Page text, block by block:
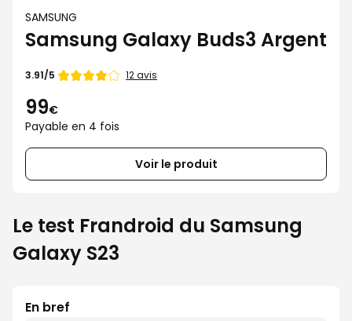
SAMSUNG
Samsung Galaxy Buds3 Argent
Note
3.91/5 12 avis
99€
Payable en 4 fois
Voir le produit
Le test Frandroid du Samsung
Galaxy S23
En bref